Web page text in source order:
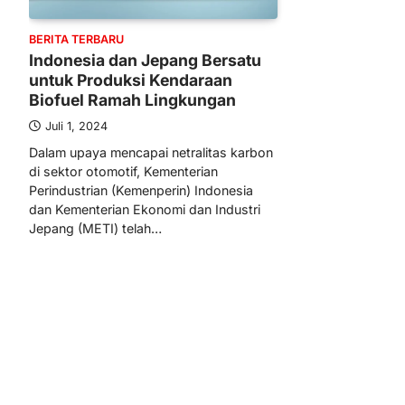
BERITA TERBARU
Indonesia dan Jepang Bersatu
untuk Produksi Kendaraan
Biofuel Ramah Lingkungan
Juli 1, 2024
Dalam upaya mencapai netralitas karbon
di sektor otomotif, Kementerian
Perindustrian (Kemenperin) Indonesia
dan Kementerian Ekonomi dan Industri
Jepang (METI) telah…